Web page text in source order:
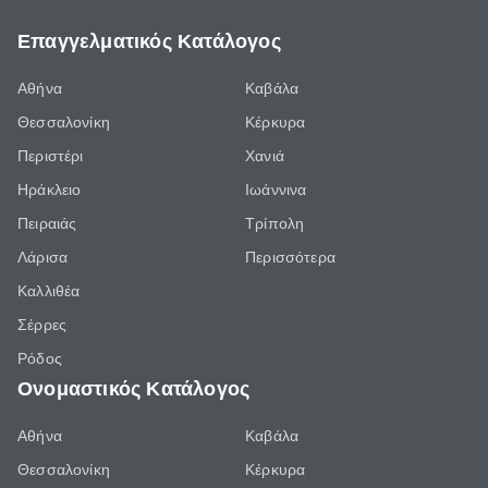
Επαγγελματικός Κατάλογος
Αθήνα
Θεσσαλονίκη
Περιστέρι
Ηράκλειο
Πειραιάς
Λάρισα
Καλλιθέα
Σέρρες
Ρόδος
Καβάλα
Κέρκυρα
Χανιά
Ιωάννινα
Τρίπολη
Περισσότερα
Ονομαστικός Κατάλογος
Αθήνα
Θεσσαλονίκη
Καβάλα
Κέρκυρα